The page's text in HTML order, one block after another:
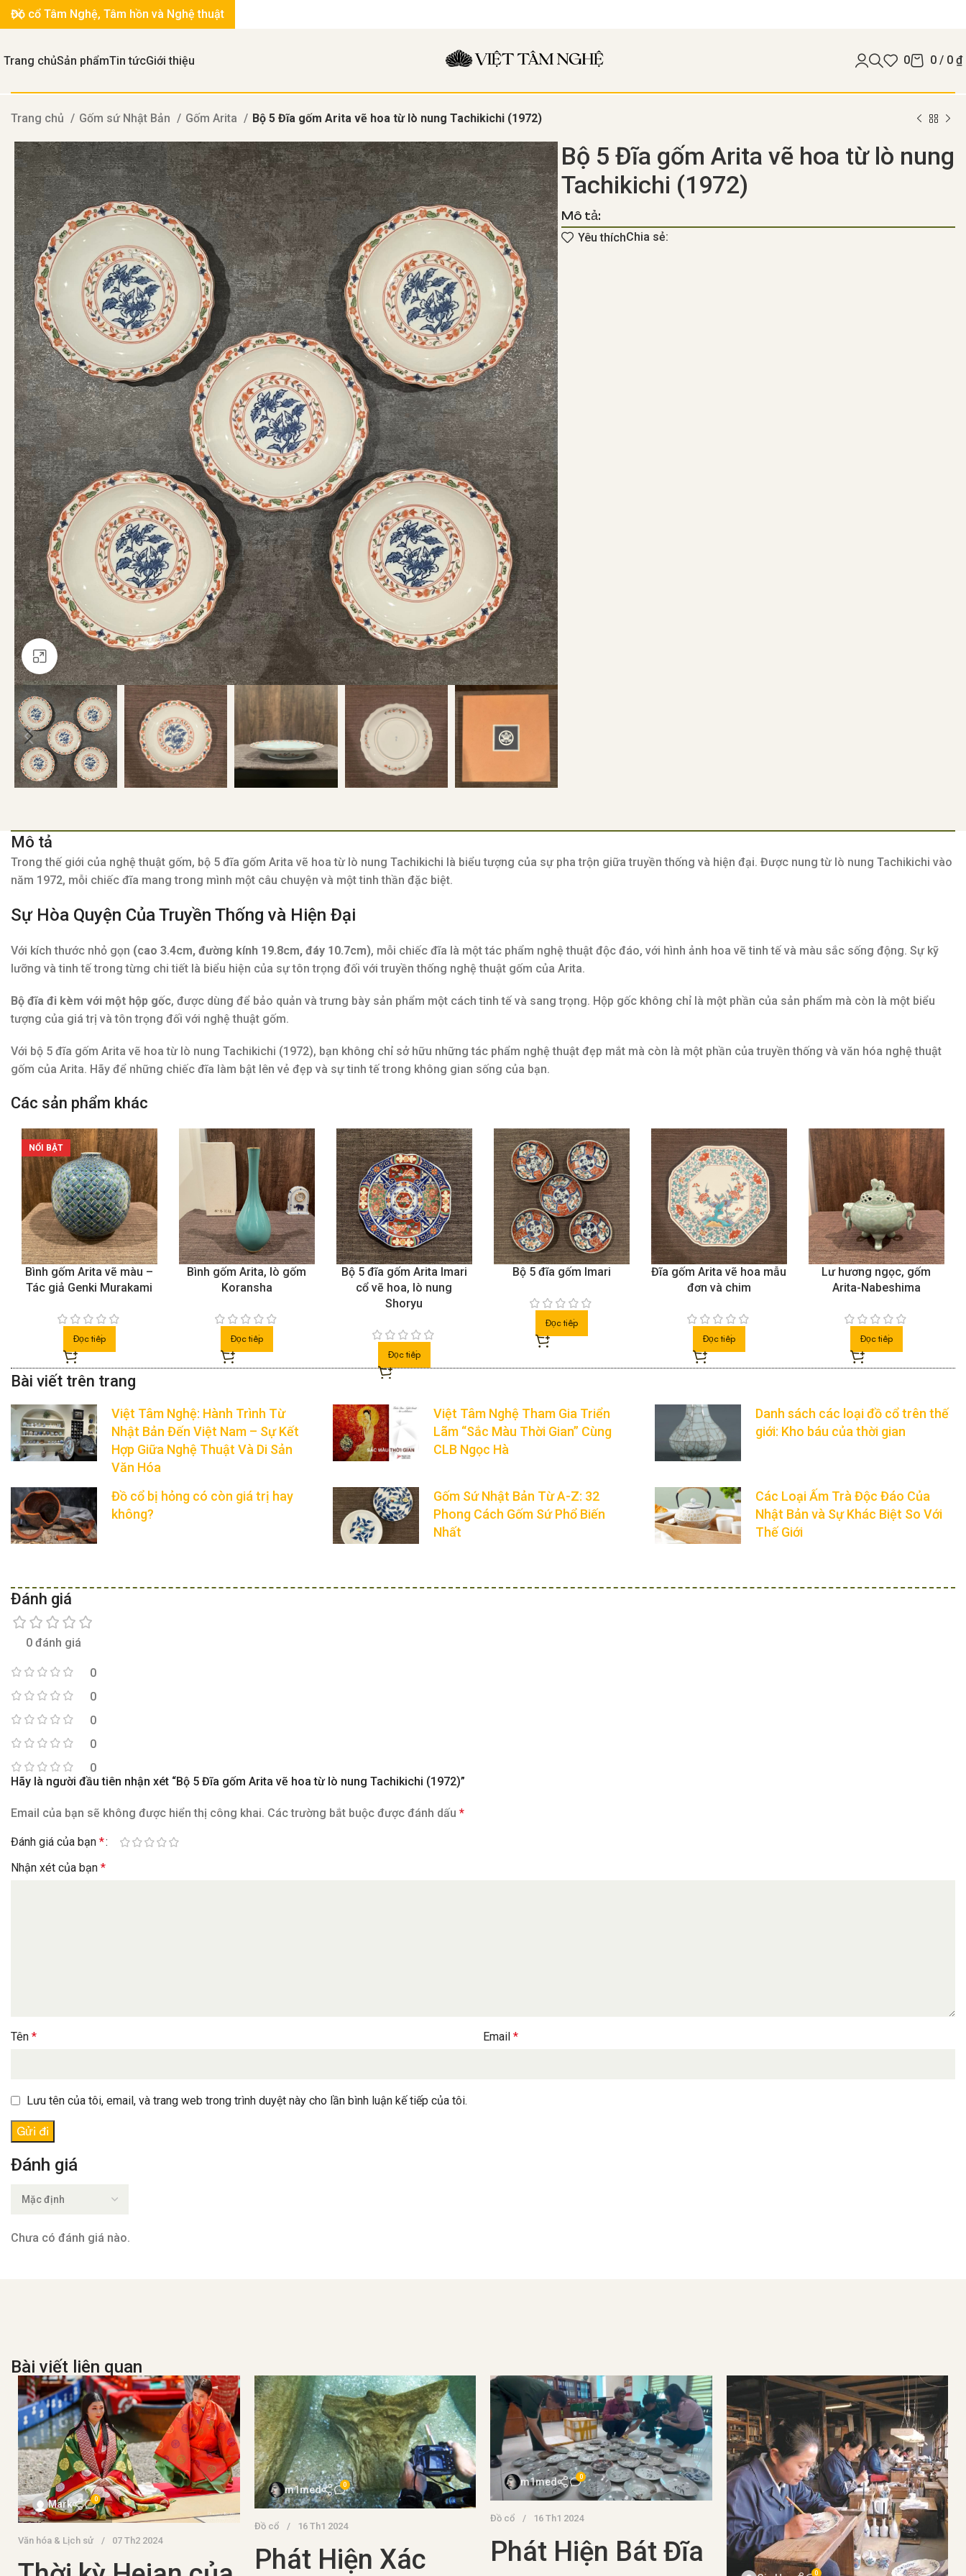
Trang chủSản phẩmTin tứcGiới thiệu 0 0 / 0 ₫
Trang chủ Gốm sứ Nhật Bản Gốm Arita Bộ 5 Đĩa gốm Arita vẽ hoa từ lò nung Tachikichi (1972)
Click to enlarge
Bộ 5 Đĩa gốm Arita vẽ hoa từ lò nung
Tachikichi (1972)
Mô tả:
Yêu thíchChia sẻ:
Mô tả
Trong thế giới của nghệ thuật gốm, bộ 5 đĩa gốm Arita vẽ hoa từ lò nung Tachikichi là biểu tượng của sự pha trộn giữa truyền thống và hiện đại. Được nung từ lò nung Tachikichi vào
năm 1972, mỗi chiếc đĩa mang trong mình một câu chuyện và một tinh thần đặc biệt.
Sự Hòa Quyện Của Truyền Thống và Hiện Đại
Với kích thước nhỏ gọn (cao 3.4cm, đường kính 19.8cm, đáy 10.7cm), mỗi chiếc đĩa là một tác phẩm nghệ thuật độc đáo, với hình ảnh hoa vẽ tinh tế và màu sắc sống động. Sự kỹ
lưỡng và tinh tế trong từng chi tiết là biểu hiện của sự tôn trọng đối với truyền thống nghệ thuật gốm của Arita.
Bộ đĩa đi kèm với một hộp gốc, được dùng để bảo quản và trưng bày sản phẩm một cách tinh tế và sang trọng. Hộp gốc không chỉ là một phần của sản phẩm mà còn là một biểu
tượng của giá trị và tôn trọng đối với nghệ thuật gốm.
Với bộ 5 đĩa gốm Arita vẽ hoa từ lò nung Tachikichi (1972), bạn không chỉ sở hữu những tác phẩm nghệ thuật đẹp mắt mà còn là một phần của truyền thống và văn hóa nghệ thuật
gốm của Arita. Hãy để những chiếc đĩa làm bật lên vẻ đẹp và sự tinh tế trong không gian sống của bạn.
Các sản phẩm khác
NỔI BẬT
Bình gốm Arita vẽ màu –
Tác giả Genki Murakami
Đọc tiếp
Bình gốm Arita, lò gốm
Koransha
Đọc tiếp
Bộ 5 đĩa gốm Arita Imari
cổ vẽ hoa, lò nung
Shoryu
Đọc tiếp
Bộ 5 đĩa gốm Imari
Đọc tiếp
Đĩa gốm Arita vẽ hoa mẫu
đơn và chim
Đọc tiếp
Lư hương ngọc, gốm
Arita-Nabeshima
Đọc tiếp
Việt Tâm Nghệ: Hành Trình Từ
Nhật Bản Đến Việt Nam – Sự Kết
Hợp Giữa Nghệ Thuật Và Di Sản
Văn Hóa
Việt Tâm Nghệ Tham Gia Triển
Lãm “Sắc Màu Thời Gian” Cùng
CLB Ngọc Hà
Danh sách các loại đồ cổ trên thế
giới: Kho báu của thời gian
Đồ cổ bị hỏng có còn giá trị hay
không?
Gốm Sứ Nhật Bản Từ A-Z: 32
Phong Cách Gốm Sứ Phổ Biến
Nhất
Các Loại Ấm Trà Độc Đáo Của
Nhật Bản và Sự Khác Biệt So Với
Thế Giới
Đánh giá
0 đánh giá
0
0
0
0
0
Đánh giá
Chưa có đánh giá nào.
Hãy là người đầu tiên nhận xét “Bộ 5 Đĩa gốm Arita vẽ hoa từ lò nung Tachikichi (1972)”
Email của bạn sẽ không được hiển thị công khai. Các trường bắt buộc được đánh dấu*
Đánh giá của bạn*
Nhận xét của bạn*
Tên* Email*
Lưu tên của tôi, email, và trang web trong trình duyệt này cho lần bình luận kế tiếp của tôi.
Bài viết liên quan
Mark 0
Văn hóa & Lịch sử 07 Th2 2024
m1med 0
Đồ cổ 16 Th1 2024
Phát Hiện Xác
m1med 0
Đồ cổ 16 Th1 2024
Phát Hiện Bát Đĩa
0
Đồ cổ Tâm Nghệ, Tâm hồn và Nghệ thuật